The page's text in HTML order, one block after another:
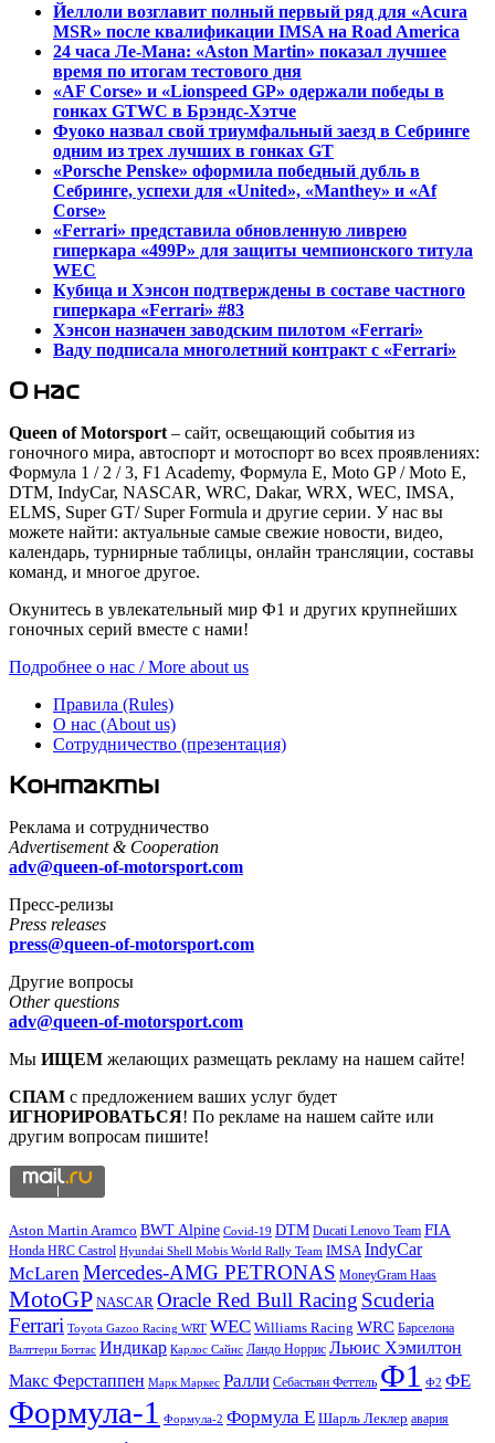
Йеллоли возглавит полный первый ряд для «Acura
MSR» после квалификации IMSA на Road America
24 часа Ле-Мана: «Aston Martin» показал лучшее
время по итогам тестового дня
«AF Corse» и «Lionspeed GP» одержали победы в
гонках GTWC в Брэндс-Хэтче
Фуоко назвал свой триумфальный заезд в Себринге
одним из трех лучших в гонках GT
«Porsche Penske» оформила победный дубль в
Себринге, успехи для «United», «Manthey» и «Af
Corse»
«Ferrari» представила обновленную ливрею
гиперкара «499P» для защиты чемпионского титула
WEC
Кубица и Хэнсон подтверждены в составе частного
гиперкара «Ferrari» #83
Хэнсон назначен заводским пилотом «Ferrari»
Ваду подписала многолетний контракт с «Ferrari»
О нас
Queen of Motorsport – сайт, освещающий события из
гоночного мира, автоспорт и мотоспорт во всех проявлениях:
Формула 1 / 2 / 3, F1 Academy, Формула Е, Moto GP / Moto E,
DTM, IndyCar, NASCAR, WRC, Dakar, WRX, WEC, IMSA,
ELMS, Super GT/ Super Formula и другие серии. У нас вы
можете найти: актуальные самые свежие новости, видео,
календарь, турнирные таблицы, онлайн трансляции, составы
команд, и многое другое.
Окунитесь в увлекательный мир Ф1 и других крупнейших
гоночных серий вместе с нами!
Подробнее о нас / More about us
Правила (Rules)
О нас (About us)
Сотрудничество (презентация)
Контакты
Реклама и сотрудничество
Advertisement & Cooperation
adv@queen-of-motorsport.com
Пресс-релизы
Press releases
press@queen-of-motorsport.com
Другие вопросы
Other questions
adv@queen-of-motorsport.com
Мы ИЩЕМ желающих размещать рекламу на нашем сайте!
СПАМ с предложением ваших услуг будет
ИГНОРИРОВАТЬСЯ! По рекламе на нашем сайте или
другим вопросам пишите!
Aston Martin Aramco BWT Alpine Covid-19 DTM Ducati Lenovo Team FIA
Honda HRC Castrol Hyundai Shell Mobis World Rally Team IMSA IndyCar
McLarenMercedes-AMG PETRONAS MoneyGram Haas
MotoGP NASCAR Oracle Red Bull Racing Scuderia
Ferrari Toyota Gazoo Racing WRT WEC Williams Racing WRC Барселона
Валттери Боттас Индикар Карлос Сайнс Ландо Норрис Льюис Хэмилтон
Макс Ферстаппен Марк Маркес Ралли Себастьян Феттель Ф1 Ф2 ФЕ
Формула-1 Формула-2 Формула Е Шарль Леклер авария